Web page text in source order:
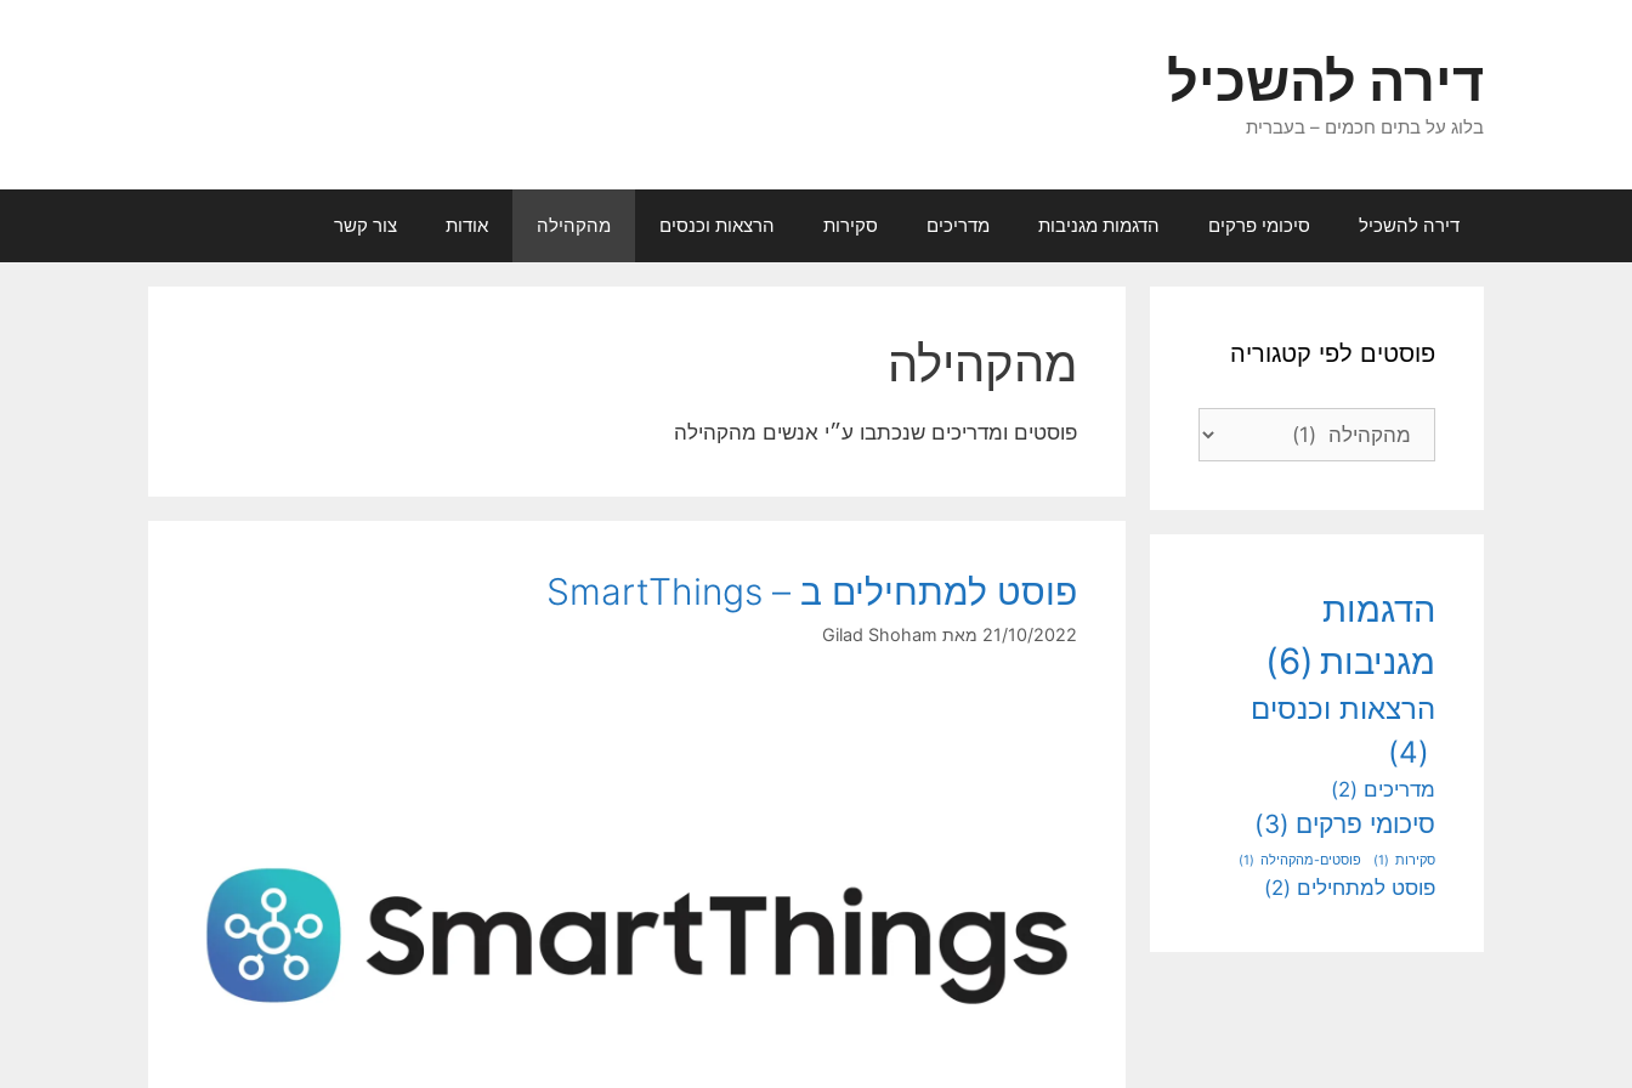
דירה להשכיל
בלוג על בתים חכמים – בעברית
דירה להשכיל סיכומי פרקים הדגמות מגניבות מדריכים סקירות הרצאות וכנסים מהקהילה אודות צור קשר
מהקהילה
פוסטים ומדריכים שנכתבו ע״י אנשים מהקהילה
פוסט למתחילים ב – SmartThings
21/10/2022 מאת Gilad Shoham
פוסטים לפי קטגוריה
הדגמות
מגניבות (6)
הרצאות וכנסים
(4)
מדריכים (2)
סיכומי פרקים (3)
סקירות (1) פוסטים-מהקהילה (1)
פוסט למתחילים (2)